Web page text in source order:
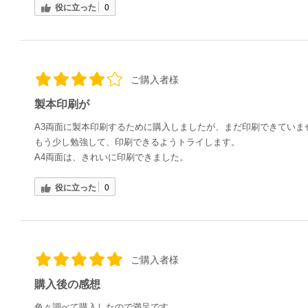
役に立った 0
ご購入者様
製本印刷が
A3両面に製本印刷するために購入しましたが、まだ印刷できていま
もう少し勉強して、印刷できるようトライします。
A4両面は、きれいに印刷できました。
役に立った 0
ご購入者様
購入後の感想